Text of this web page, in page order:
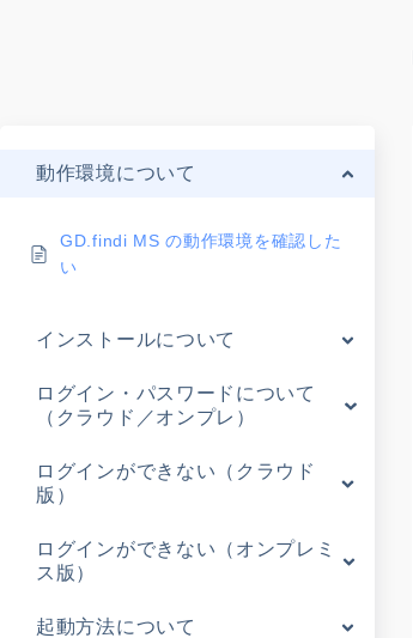
動作環境について
GD.findi MS の動作環境を確認した
い
インストールについて
ログイン・パスワードについて
（クラウド／オンプレ）
ログインができない（クラウド
版）
ログインができない（オンプレミ
ス版）
起動方法について